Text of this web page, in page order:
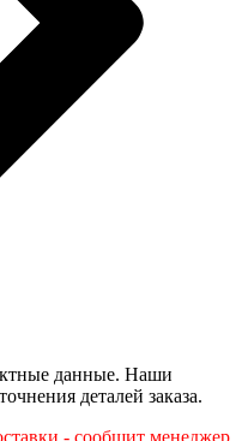
данные. Наши
деталей заказа.